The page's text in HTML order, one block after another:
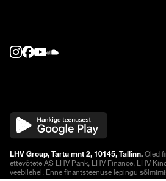
LHV Group, Tartu mnt 2, 10145, Tallinn.Oled
ettevõtete AS LHV Pank, LHV Finance, LHV
veebilehel. Enne finantsteenuse lepingu